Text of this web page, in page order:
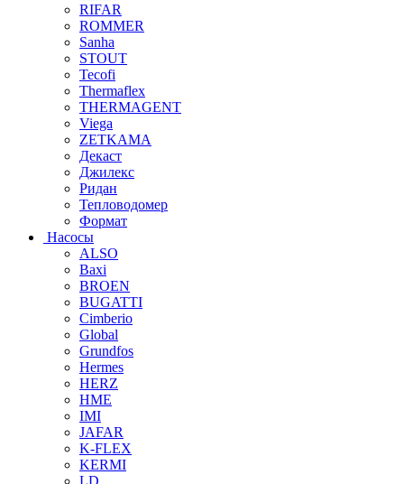
RIFAR
ROMMER
Sanha
STOUT
Tecofi
Thermaflex
THERMAGENT
Viega
ZETKAMA
Декаст
Джилекс
Ридан
Тепловодомер
Формат
Насосы
ALSO
Baxi
BROEN
BUGATTI
Cimberio
Global
Grundfos
Hermes
HERZ
HME
IMI
JAFAR
K-FLEX
KERMI
LD